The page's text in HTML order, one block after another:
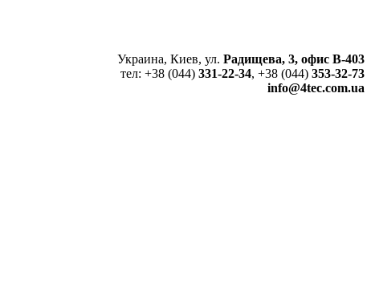
Украина, Киев, ул. Радищева, 3, офис В-403
тел: +38 (044) 331-22-34, +38 (044) 353-32-73
info@4tec.com.ua